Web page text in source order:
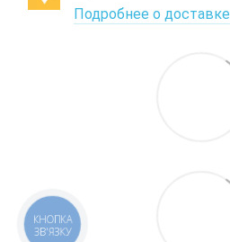
Подробнее о доставке
КНОПКА
ЗВ'ЯЗКУ